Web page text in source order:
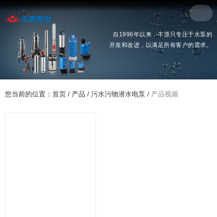
自1996年以来，丰源只专注于水泵的
开发和改进，以满足所有客户的需求。
您当前的位置：首页 / 产品 / 污水污物潜水电泵 / 产品视频